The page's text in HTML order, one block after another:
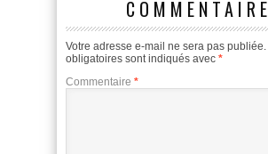
COMMENTAIRE
Votre adresse e-mail ne sera pas publiée.
obligatoires sont indiqués avec *
Commentaire *